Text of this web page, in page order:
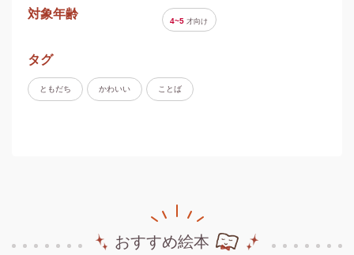
対象年齢
4~5 才向け
タグ
ともだち かわいい ことば
おすすめ絵本